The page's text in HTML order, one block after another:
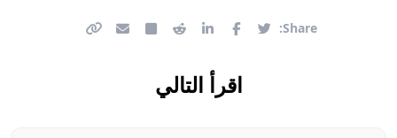
Share:
اقرأ التالي